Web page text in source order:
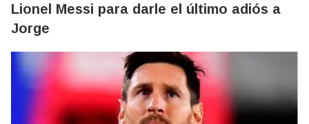
Lionel Messi para darle el último adiós a
Jorge